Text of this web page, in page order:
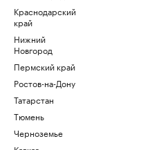
Краснодарский
край
Нижний
Новгород
Пермский край
Ростов-на-Дону
Татарстан
Тюмень
Черноземье